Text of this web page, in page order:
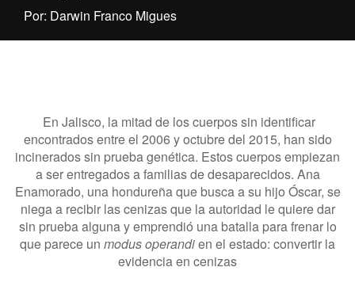
Por: Darwin Franco Migues
En Jalisco, la mitad de los cuerpos sin identificar
encontrados entre el 2006 y octubre del 2015, han sido
incinerados sin prueba genética. Estos cuerpos empiezan
a ser entregados a familias de desaparecidos. Ana
Enamorado, una hondureña que busca a su hijo Óscar, se
niega a recibir las cenizas que la autoridad le quiere dar
sin prueba alguna y emprendió una batalla para frenar lo
que parece un modus operandien el estado: convertir la
evidencia en cenizas